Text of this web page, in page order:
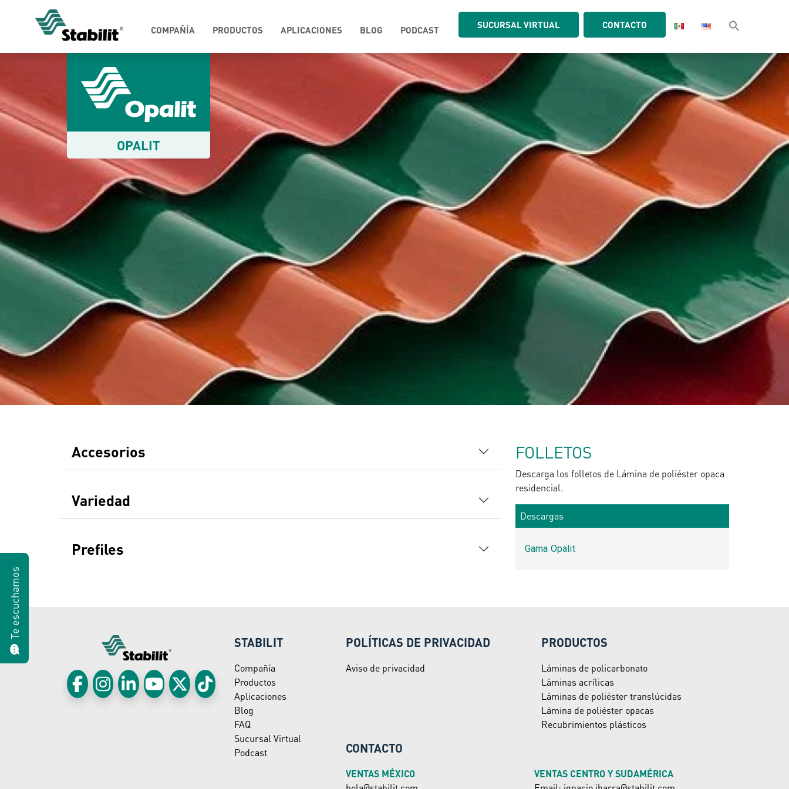
COMPAÑÍA PRODUCTOS APLICACIONES BLOG PODCAST SUCURSAL VIRTUAL CONTACTO
OPALIT
Accesorios
Variedad
Prefiles
FOLLETOS
Descarga los folletos de Lámina de poliéster opaca
residencial.
Descargas
Gama Opalit
Te escuchamos
STABILIT
Compañía
Productos
Aplicaciones
Blog
FAQ
Sucursal Virtual
Podcast
POLÍTICAS DE PRIVACIDAD
Aviso de privacidad
PRODUCTOS
Láminas de policarbonato
Láminas acrílicas
Láminas de poliéster translúcidas
Lámina de poliéster opacas
Recubrimientos plásticos
CONTACTO
VENTAS MÉXICO
VENTAS CENTRO Y SUDAMÉRICA